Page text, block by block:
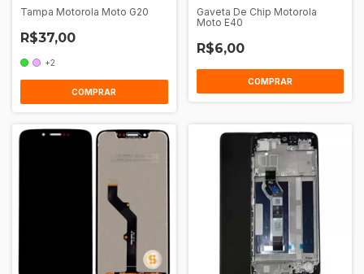
Tampa Motorola Moto G20
R$37,00
+2
COMPRAR
Gaveta De Chip Motorola
Moto E40
R$6,00
COMPRAR